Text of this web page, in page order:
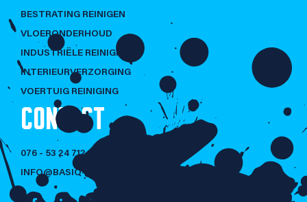
BESTRATING REINIGEN
VLOERONDERHOUD
INDUSTRIËLE REINIGING
INTERIEURVERZORGING
VOERTUIG REINIGING
CONTACT
076 - 53 24 712
INFO@BASIQ-CLEANING.NL